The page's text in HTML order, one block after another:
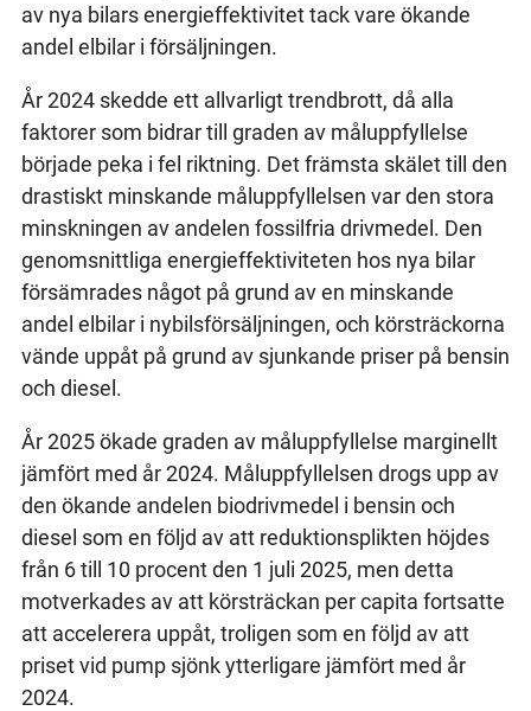
av nya bilars energieffektivitet tack vare ökande
andel elbilar i försäljningen.
År 2024 skedde ett allvarligt trendbrott, då alla
faktorer som bidrar till graden av måluppfyllelse
började peka i fel riktning. Det främsta skälet till den
drastiskt minskande måluppfyllelsen var den stora
minskningen av andelen fossilfria drivmedel. Den
genomsnittliga energieffektiviteten hos nya bilar
försämrades något på grund av en minskande
andel elbilar i nybilsförsäljningen, och körsträckorna
vände uppåt på grund av sjunkande priser på bensin
och diesel.
År 2025 ökade graden av måluppfyllelse marginellt
jämfört med år 2024. Måluppfyllelsen drogs upp av
den ökande andelen biodrivmedel i bensin och
diesel som en följd av att reduktionsplikten höjdes
från 6 till 10 procent den 1 juli 2025, men detta
motverkades av att körsträckan per capita fortsatte
att accelerera uppåt, troligen som en följd av att
priset vid pump sjönk ytterligare jämfört med år
2024.